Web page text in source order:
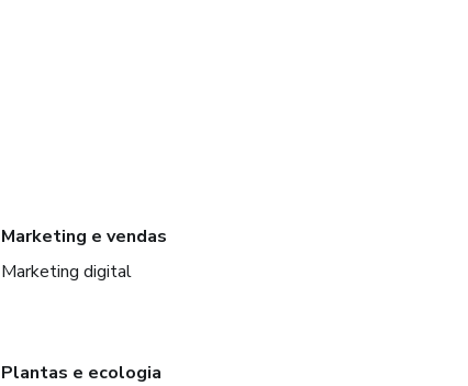
Marketing e vendas
Marketing digital
Plantas e ecologia